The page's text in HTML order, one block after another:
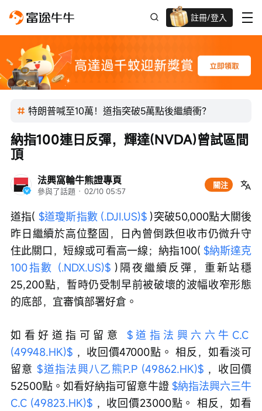
註冊/登入
迎新驚喜賞 股票/BTC等任你揀!
特朗普喊至10萬！道指突破5萬點後繼續衝？
法興窩輪牛熊證專頁
參與了話題 · 02/10 05:57
關注
納指100連日反彈，輝達(NVDA)曾試區間
頂
道指( $道瓊斯指數 (.DJI.US)$ )突破50,000點大關後
昨日繼續於高位整固，日內曾倒跌但收市仍微升守
住此關口，短線或可看高一線；納指100( $納斯達克
100指數 (.NDX.US)$ )隔夜繼續反彈，重新站穩
25,200點，暫時仍受制早前被破壞的波幅收窄形態
的底部，宜審慎部署好倉。
如看好道指可留意 $道指法興六六牛C.C
(49948.HK)$ ，收回價47000點。 相反，如看淡可
留意 $道指法興八乙熊P.P (49862.HK)$ ，收回價
52500點。如看好納指可留意牛證 $納指法興六三牛
C.C (49823.HK)$ ，收回價23000點。 相反，如看